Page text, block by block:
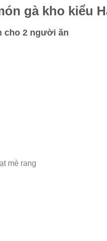
gà kho kiểu
cho 2 người ăn
mè rang